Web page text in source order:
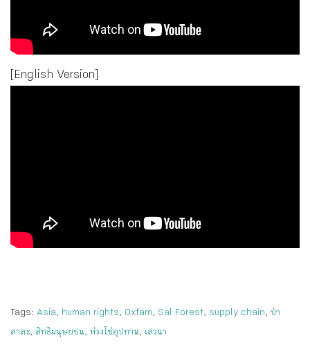
[English Version]
Tags: Asia, human rights, Oxfam, Sal Forest, supply chain, ป่า
สาละ, สิทธิมนุษยชน, ห่วงโซ่อุปทาน, เสวนา